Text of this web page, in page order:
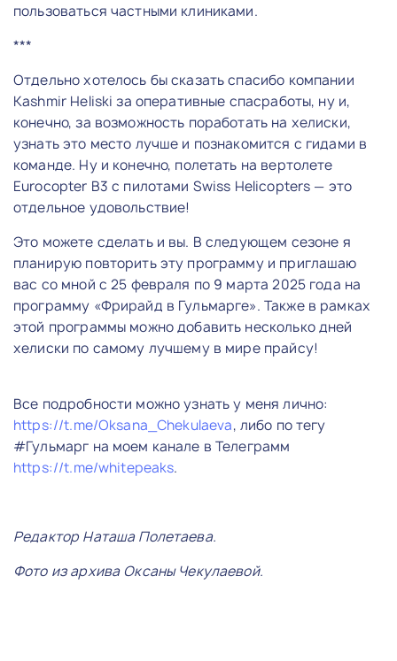
пользоваться частными клиниками.
***
Отдельно хотелось бы сказать спасибо компании
Kashmir Heliski за оперативные спасработы, ну и,
конечно, за возможность поработать на хелиски,
узнать это место лучше и познакомится с гидами в
команде. Ну и конечно, полетать на вертолете
Eurocopter B3 с пилотами Swiss Helicopters — это
отдельное удовольствие!
Это можете сделать и вы. В следующем сезоне я
планирую повторить эту программу и приглашаю
вас со мной с 25 февраля по 9 марта 2025 года на
программу «Фрирайд в Гульмарге». Также в рамках
этой программы можно добавить несколько дней
хелиски по самому лучшему в мире прайсу!
Все подробности можно узнать у меня лично:
https://t.me/Oksana_Chekulaeva, либо по тегу
#Гульмарг на моем канале в Телеграмм
https://t.me/whitepeaks.
Редактор Наташа Полетаева.
Фото из архива Оксаны Чекулаевой.